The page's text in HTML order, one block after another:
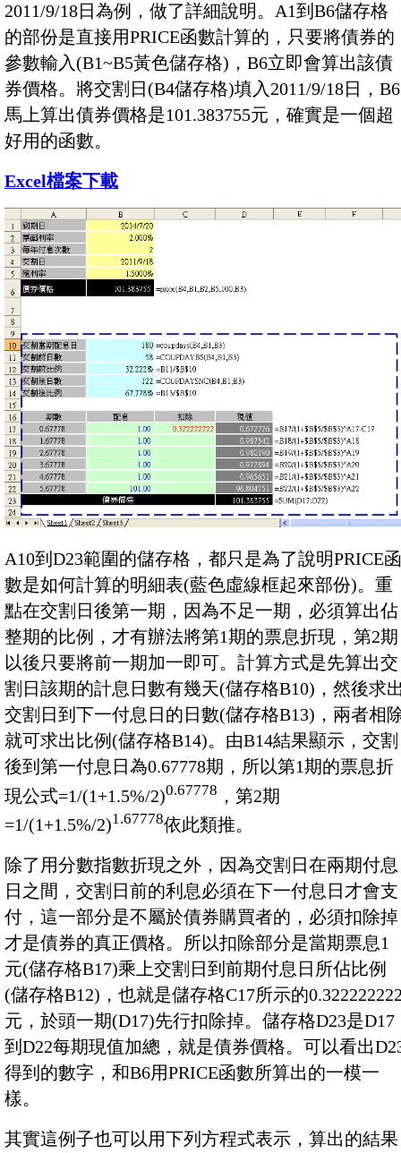
2011/9/18日為例，做了詳細說明。A1到B6儲存格
的部份是直接用PRICE函數計算的，只要將債券的
參數輸入(B1~B5黃色儲存格)，B6立即會算出該債
券價格。將交割日(B4儲存格)填入2011/9/18日，B6
馬上算出債券價格是101.383755元，確實是一個超
好用的函數。
Excel檔案下載
A10到D23範圍的儲存格，都只是為了說明PRICE函
數是如何計算的明細表(藍色虛線框起來部份)。重
點在交割日後第一期，因為不足一期，必須算出佔
整期的比例，才有辦法將第1期的票息折現，第2期
以後只要將前一期加一即可。計算方式是先算出交
割日該期的計息日數有幾天(儲存格B10)，然後求
交割日到下一付息日的日數(儲存格B13)，兩者相
就可求出比例(儲存格B14)。由B14結果顯示，交割
後到第一付息日為0.67778期，所以第1期的票息折
現公式=1/(1+1.5%/2)0.67778 ，第2期
=1/(1+1.5%/2)1.67778依此類推。
除了用分數指數折現之外，因為交割日在兩期付息
日之間，交割日前的利息必須在下一付息日才會支
付，這一部分是不屬於債券購買者的，必須扣除掉
才是債券的真正價格。所以扣除部分是當期票息1
元(儲存格B17)乘上交割日到前期付息日所佔比例
(儲存格B12)，也就是儲存格C17所示的
元，於頭一期(D17)先行扣除掉。儲存格D23是D17
到D22每期現值加總，就是債券價格。可以看出
得到的數字，和B6用PRICE函數所算出的一模一
樣。
其實這例子也可以用下列方程式表示，算出的結果